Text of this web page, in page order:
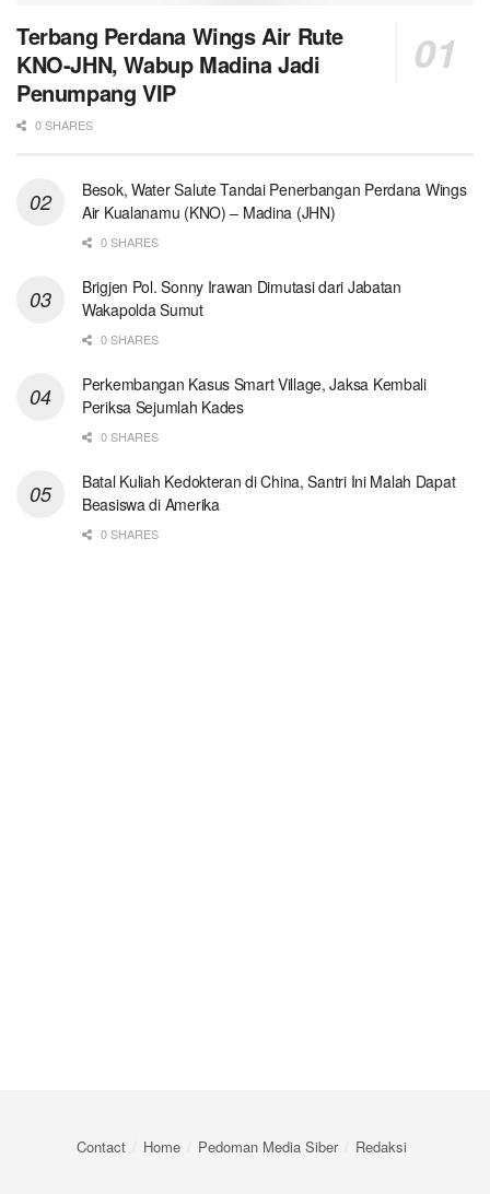
Terbang Perdana Wings Air Rute
KNO-JHN, Wabup Madina Jadi
Penumpang VIP
0 SHARES
Besok, Water Salute Tandai Penerbangan Perdana Wings
Air Kualanamu (KNO) – Madina (JHN)
0 SHARES
Brigjen Pol. Sonny Irawan Dimutasi dari Jabatan
Wakapolda Sumut
0 SHARES
Perkembangan Kasus Smart Village, Jaksa Kembali
Periksa Sejumlah Kades
0 SHARES
Batal Kuliah Kedokteran di China, Santri Ini Malah Dapat
Beasiswa di Amerika
0 SHARES
Contact Home Pedoman Media Siber Redaksi